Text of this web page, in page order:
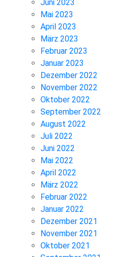
Juni 2023
Mai 2023
April 2023
März 2023
Februar 2023
Januar 2023
Dezember 2022
November 2022
Oktober 2022
September 2022
August 2022
Juli 2022
Juni 2022
Mai 2022
April 2022
März 2022
Februar 2022
Januar 2022
Dezember 2021
November 2021
Oktober 2021